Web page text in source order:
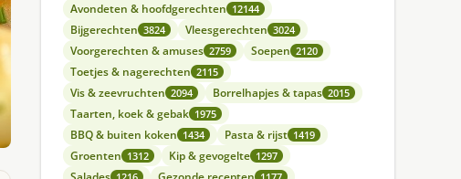
Avondeten & hoofdgerechten 12144
Bijgerechten 3824 Vleesgerechten 3024
Voorgerechten & amuses 2759 Soepen 2120
Toetjes & nagerechten 2115
Vis & zeevruchten 2094 Borrelhapjes & tapas 2015
Taarten, koek & gebak 1975
BBQ & buiten koken 1434 Pasta & rijst 1419
Groenten 1312 Kip & gevogelte 1297